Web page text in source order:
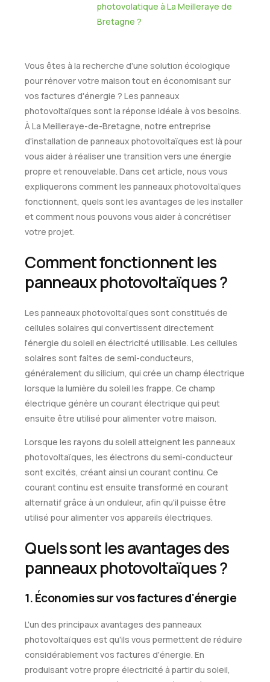
photovolatique à La Meilleraye de
Bretagne ?
Vous êtes à la recherche d'une solution écologique
pour rénover votre maison tout en économisant sur
vos factures d'énergie ? Les panneaux
photovoltaïques sont la réponse idéale à vos besoins.
À La Meilleraye-de-Bretagne, notre entreprise
d'installation de panneaux photovoltaïques est là pour
vous aider à réaliser une transition vers une énergie
propre et renouvelable. Dans cet article, nous vous
expliquerons comment les panneaux photovoltaïques
fonctionnent, quels sont les avantages de les installer
et comment nous pouvons vous aider à concrétiser
votre projet.
Comment fonctionnent les
panneaux photovoltaïques ?
Les panneaux photovoltaïques sont constitués de
cellules solaires qui convertissent directement
l'énergie du soleil en électricité utilisable. Les cellules
solaires sont faites de semi-conducteurs,
généralement du silicium, qui crée un champ électrique
lorsque la lumière du soleil les frappe. Ce champ
électrique génère un courant électrique qui peut
ensuite être utilisé pour alimenter votre maison.
Lorsque les rayons du soleil atteignent les panneaux
photovoltaïques, les électrons du semi-conducteur
sont excités, créant ainsi un courant continu. Ce
courant continu est ensuite transformé en courant
alternatif grâce à un onduleur, afin qu'il puisse être
utilisé pour alimenter vos appareils électriques.
Quels sont les avantages des
panneaux photovoltaïques ?
1. Économies sur vos factures d'énergie
L'un des principaux avantages des panneaux
photovoltaïques est qu'ils vous permettent de réduire
considérablement vos factures d'énergie. En
produisant votre propre électricité à partir du soleil,